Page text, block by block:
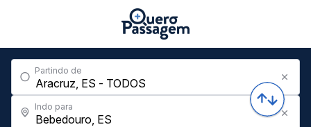
Partindo de
Indo para